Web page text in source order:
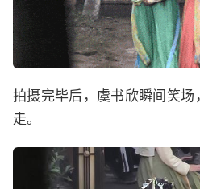
拍摄完毕后，虞书欣瞬间笑场
走。